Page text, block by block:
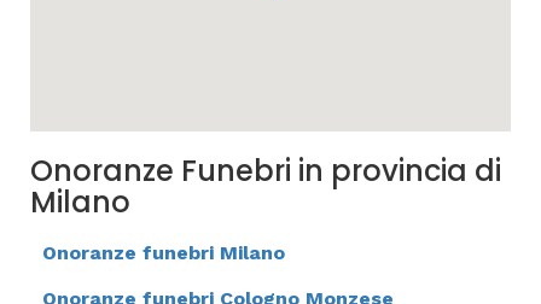
Onoranze Funebri in provincia di
Milano
Onoranze funebri Milano
Onoranze funebri Cologno Monzese